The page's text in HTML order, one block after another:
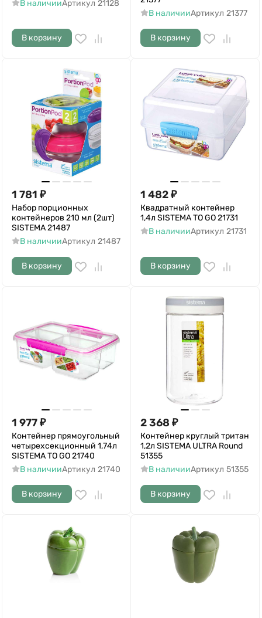
В наличииАртикул 21128
В корзину
В наличииАртикул 21377
В корзину
1 781 ₽
Набор порционных
контейнеров 210 мл (2шт)
SISTEMA 21487
В наличииАртикул 21487
В корзину
1 482₽
Квадратный контейнер
1,4л SISTEMA TO GO 21731
В наличииАртикул 21731
В корзину
1 977₽
Контейнер прямоугольный
четырехсекционный 1,74л
SISTEMA TO GO 21740
В наличииАртикул 21740
В корзину
2 368 ₽
Контейнер круглый тритан
1,2л SISTEMA ULTRA Round
51355
В наличииАртикул 51355
В корзину